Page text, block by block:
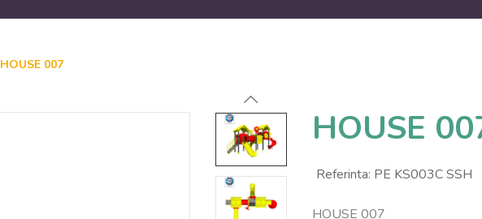
HOUSE 007
HOUSE
Referinta: PE KS003C SSH
HOUSE 007